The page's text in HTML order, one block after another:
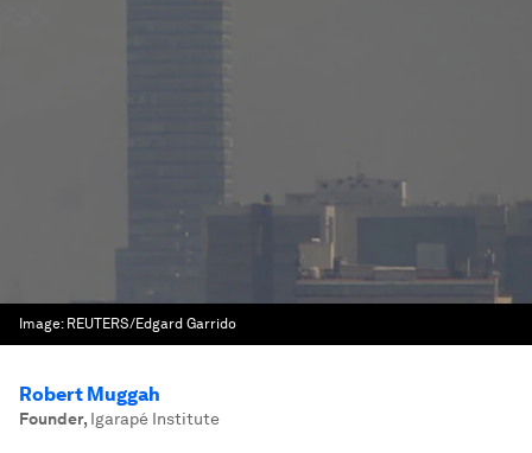
Image: REUTERS/Edgard Garrido
Robert Muggah
Founder, Igarapé Institute